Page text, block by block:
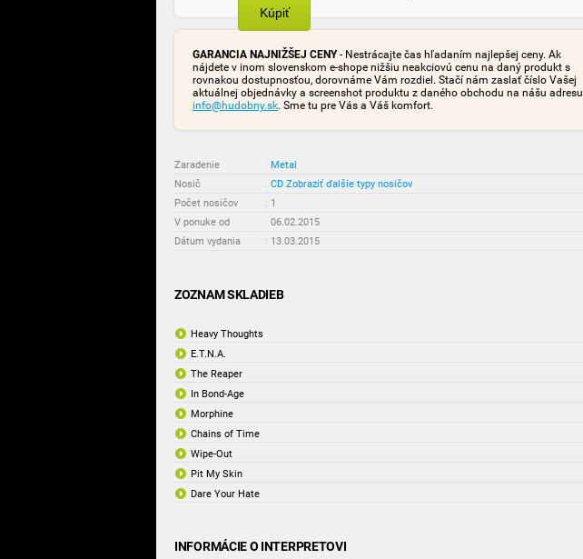
Kúpiť
GARANCIA NAJNIŽŠEJ CENY- Nestrácajte čas hľadaním najlepšej ceny. Ak
nájdete v inom slovenskom e-shope nižšiu neakciovú cenu na daný produkt s
rovnakou dostupnosťou, dorovnáme Vám rozdiel. Stačí nám zaslať číslo Vašej
aktuálnej objednávky a screenshot produktu z daného obchodu na nášu adresu
info@hudobny.sk. Sme tu pre Vás a Váš komfort.
Zaradenie : Metal
Nosič
: CD Zobraziť ďalšie typy nosičov
Počet nosičov
: 1
V ponuke od
: 06.02.2015
Dátum vydania
: 13.03.2015
ZOZNAM SKLADIEB
Heavy Thoughts
E.T.N.A.
The Reaper
In Bond-Age
Morphine
Chains of Time
Wipe-Out
Pit My Skin
Dare Your Hate
INFORMÁCIE O INTERPRETOVI